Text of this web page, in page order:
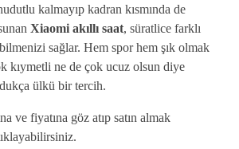
kalmayıp kadran kısmında de
Xiaomi akıllı saat, süratlice farklı
sağlar. Hem spor hem şık olmak
kıymetli ne de çok ucuz olsun diye
ülkü bir tercih.
ve fiyatına göz atıp satın almak